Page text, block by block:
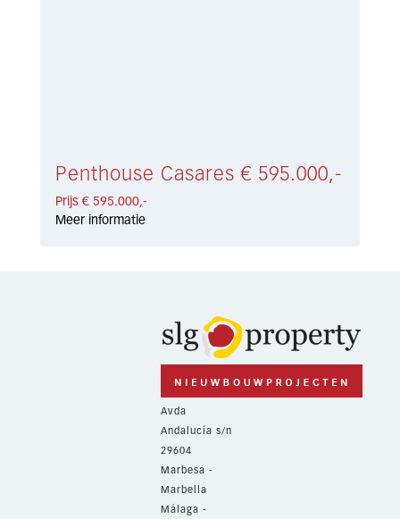
Penthouse Casares € 595.000,-
Prijs € 595.000,-
Meer informatie
Avda
Andalucía s/n
29604
Marbesa -
Marbella
Málaga -